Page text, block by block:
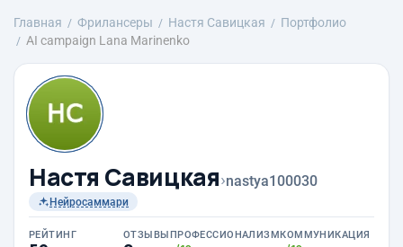
Главная Фрилансеры Настя Савицкая
Портфолио
AI campaign Lana Marinenko
Настя Савицкая›nastya100030
Нейросаммари
РЕЙТИНГ ОТЗЫВЫПРОФЕССИОНАЛИЗМКОММУНИКАЦИЯ